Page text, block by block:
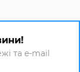
та e-mail